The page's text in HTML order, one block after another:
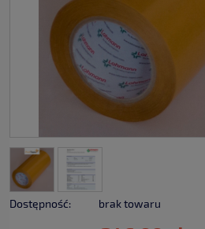
Dostępność: brak towaru